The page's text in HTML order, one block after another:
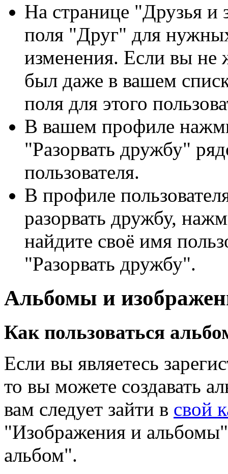
На странице "Друзья и
поля "Друг" для
изменения. Если вы не
был даже в вашем
поля для этого
В вашем профиле
"Разорвать дружбу"
пользователя.
В профиле
разорвать дружбу,
найдите своё имя
"Разорвать дружбу".
Альбомы и
Как пользоваться
Если вы являетесь
то вы можете создавать
вам следует зайти в свой
"Изображения и
альбом".